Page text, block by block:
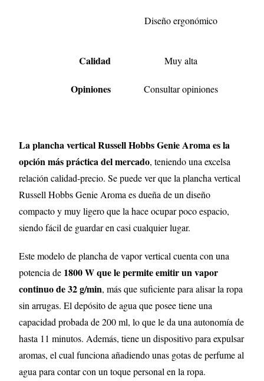
Diseño ergonómico
Calidad Muy alta
Opiniones Consultar opiniones
La plancha vertical Russell Hobbs Genie Aroma es la
opción más práctica del mercado, teniendo una excelsa
relación calidad-precio. Se puede ver que la plancha vertical
Russell Hobbs Genie Aroma es dueña de un diseño
compacto y muy ligero que la hace ocupar poco espacio,
siendo fácil de guardar en casi cualquier lugar.
Este modelo de plancha de vapor vertical cuenta con una
potencia de 1800 W que le permite emitir un vapor
continuo de 32 g/min, más que suficiente para alisar la ropa
sin arrugas. El depósito de agua que posee tiene una
capacidad probada de 200 ml, lo que le da una autonomía de
hasta 11 minutos. Además, tiene un dispositivo para expulsar
aromas, el cual funciona añadiendo unas gotas de perfume al
agua para contar con un toque personal en la ropa.